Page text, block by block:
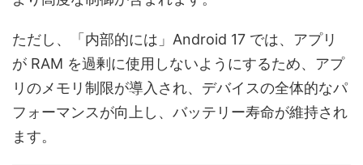
ただし、「内部的には」Android 17 では、アプリ
が RAM を過剰に使用しないようにするため、アプ
リのメモリ制限が導入され、デバイスの全体的なパ
フォーマンスが向上し、バッテリー寿命が維持され
ます。